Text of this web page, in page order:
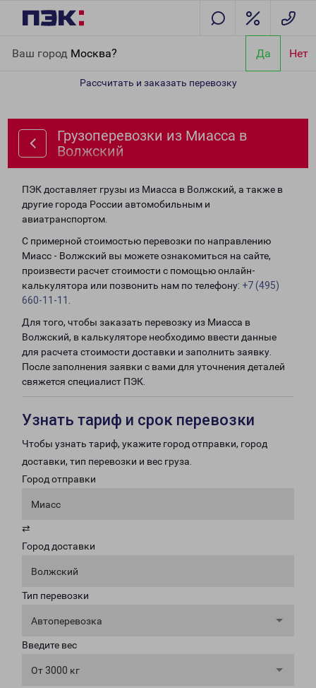
Ваш город Москва? Да Нет
Рассчитать и заказать перевозку
Грузоперевозки из Миасса в
Волжский
ПЭК доставляет грузы из Миасса в Волжский, а также в
другие города России автомобильным и
авиатранспортом.
С примерной стоимостью перевозки по направлению
Миасс - Волжский вы можете ознакомиться на сайте,
произвести расчет стоимости с помощью онлайн-
калькулятора или позвонить нам по телефону: +7 (495)
660-11-11
Для того, чтобы заказать перевозку из Миасса в
Волжский, в калькуляторе необходимо ввести данные
для расчета стоимости доставки и заполнить заявку.
После заполнения заявки с вами для уточнения деталей
свяжется специалист ПЭК.
Узнать тариф и срок перевозки
Чтобы узнать тариф, укажите город отправки, город
доставки, тип перевозки и вес груза.
Город отправки
Миасс
⇄
Город доставки
Волжский
Тип перевозки
Автоперевозка
Введите вес
От 3000 кг